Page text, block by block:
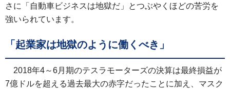
さに「自動車ビジネスは地獄だ」とつぶやくほどの苦労を
強いられています。
「起業家は地獄のように働くべき」
2018年4～6月期のテスラモーターズの決算は最終損益が
7億ドルを超える過去最大の赤字だったことに加え、マスク